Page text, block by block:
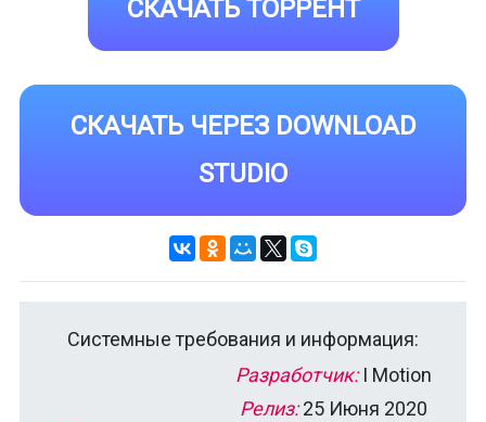
СКАЧАТЬ ТОРРЕНТ
СКАЧАТЬ ЧЕРЕЗ DOWNLOAD
STUDIO
Системные требования и информация:
Разработчик:I Motion
Релиз:25 Июня 2020